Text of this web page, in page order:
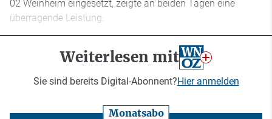
02 Weinheim eingesetzt, zeigte an beiden Tagen eine
überragende Leistung.
Weiterlesen mit
Sie sind bereits Digital-Abonnent?Hier anmelden
Monatsabo